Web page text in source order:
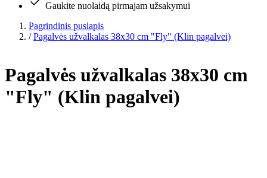
Gaukite nuolaidą pirmajam užsakymui
Pagrindinis puslapis
/ Pagalvės užvalkalas 38x30 cm "Fly" (Klin pagalvei)
Pagalvės užvalkalas 38x30 cm
"Fly" (Klin pagalvei)